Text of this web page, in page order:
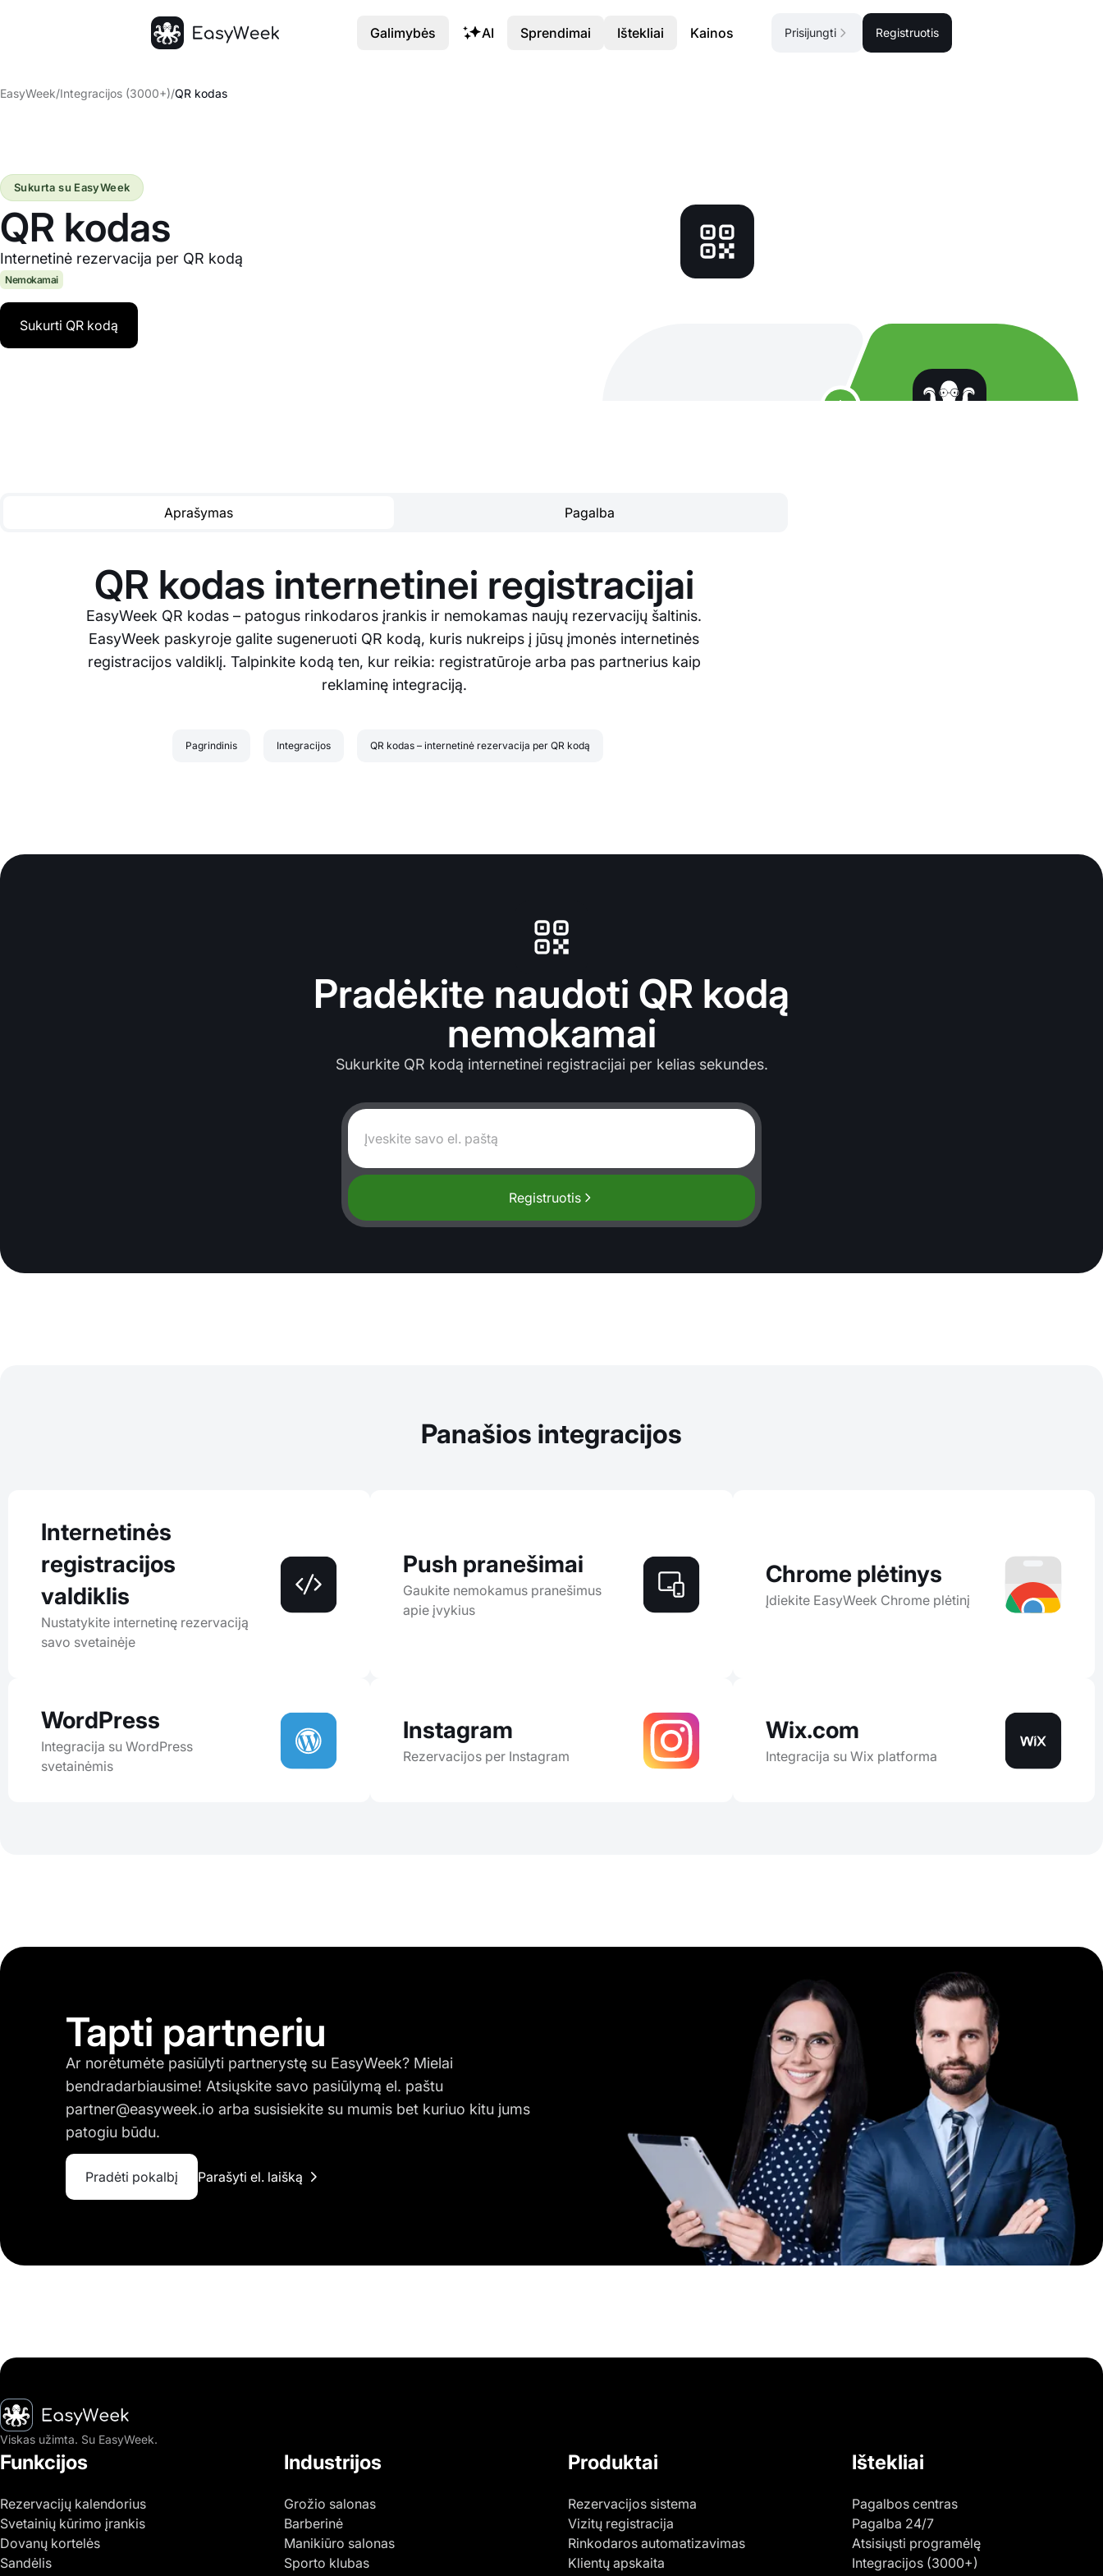
EasyWeek/Integracijos (3000+)/QR kodas
QR kodas
Internetinė rezervacija per QR kodą
Sukurta su EasyWeek
Nemokamai
Sukurti QR kodą
Aprašymas Pagalba
QR kodas internetinei registracijai
EasyWeek QR kodas – patogus rinkodaros įrankis ir nemokamas naujų rezervacijų šaltinis.
EasyWeek paskyroje galite sugeneruoti QR kodą, kuris nukreips į jūsų įmonės internetinės
registracijos valdiklį. Talpinkite kodą ten, kur reikia: registratūroje arba pas partnerius kaip
reklaminę integraciją.
Pagrindinis Integracijos QR kodas – internetinė rezervacija per QR kodą
Pradėkite naudoti QR kodą
nemokamai
Sukurkite QR kodą internetinei registracijai per kelias sekundes.
Registruotis
Panašios integracijos
Internetinės
registracijos
valdiklis
Nustatykite internetinę rezervaciją
savo svetainėje
Push pranešimai
Gaukite nemokamus pranešimus
apie įvykius
Chrome plėtinys
Įdiekite EasyWeek Chrome plėtinį
WordPress
Integracija su WordPress
svetainėmis
Instagram
Rezervacijos per Instagram
Wix.com
Integracija su Wix platforma
Tapti partneriu
Ar norėtumėte pasiūlyti partnerystę su EasyWeek? Mielai
bendradarbiausime! Atsiųskite savo pasiūlymą el. paštu
partner@easyweek.io arba susisiekite su mumis bet kuriuo kitu jums
patogiu būdu.
Pradėti pokalbį Parašyti el. laišką
Galimybės AI Sprendimai Ištekliai Kainos Prisijungti Registruotis
Pagrindinis puslapis
Viskas užimta. Su EasyWeek.
Funkcijos
Rezervacijų kalendorius
Svetainių kūrimo įrankis
Dovanų kortelės
Sandėlis
Industrijos
Grožio salonas
Barberinė
Manikiūro salonas
Sporto klubas
Produktai
Rezervacijos sistema
Vizitų registracija
Rinkodaros automatizavimas
Klientų apskaita
Ištekliai
Pagalbos centras
Pagalba 24/7
Atsisiųsti programėlę
Integracijos (3000+)